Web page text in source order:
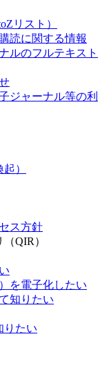
リスト）
読に関する情報
ルのフルテキスト
ジャーナル等の利
）
ス方針
QIR）
を電子化したい
知りたい
りたい